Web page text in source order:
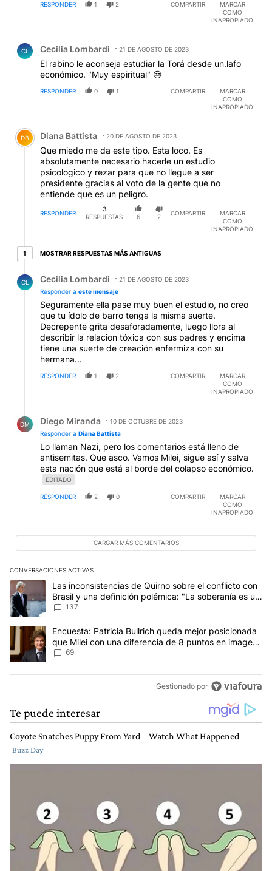
RESPONDER 1 2 COMPARTIR
MARCAR
COMO
INAPROPIADO
CL Cecilia Lombardi 21 DE AGOSTO DE 2023
El rabino le aconseja estudiar la Torá desde un.lafo
económico. "Muy espiritual" 😒
RESPONDER 0 1 COMPARTIR
MARCAR
COMO
INAPROPIADO
Comentario de Diana Battista.
DB Diana Battista 20 DE AGOSTO DE 2023
Que miedo me da este tipo. Esta loco. Es
absolutamente necesario hacerle un estudio
psicologico y rezar para que no llegue a ser
presidente gracias al voto de la gente que no
entiende que es un peligro.
RESPONDER
3
RESPUESTAS
6 2
COMPARTIR
MARCAR
COMO
INAPROPIADO
11 respuesta más antiguas
MOSTRAR RESPUESTAS MÁS ANTIGUAS
CL Cecilia Lombardi
21 DE AGOSTO DE 2023
Responder a este mensaje
Seguramente ella pase muy buen el estudio, no creo
que tu ídolo de barro tenga la misma suerte.
Decrepente grita desaforadamente, luego llora al
describir la relacion tóxica con sus padres y encima
tiene una suerte de creación enfermiza con su
hermana...
RESPONDER 1 2 COMPARTIR
MARCAR
COMO
INAPROPIADO
DM Diego Miranda
10 DE OCTUBRE DE 2023
Responder a Diana Battista
Lo llaman Nazi, pero los comentarios está lleno de
antisemitas. Que asco. Vamos Milei, sigue así y salva
esta nación que está al borde del colapso económico.
EDITADO
RESPONDER 2 0 COMPARTIR
MARCAR
COMO
INAPROPIADO
CARGAR MÁS COMENTARIOS
CONVERSACIONES ACTIVAS
Este listado muestra los artículos con más comentarios en los
Un artículo de tendencia con el título "Las inconsistencias de
Las inconsistencias de Quirno sobre el conflicto con
Brasil y una definición polémica: "La soberanía es un
concepto antiguo"
137
Un artículo de tendencia con el título "Encuesta: Patricia
Encuesta: Patricia Bullrich queda mejor posicionada
que Milei con una diferencia de 8 puntos en imagen
negativa
69
Gestionado por